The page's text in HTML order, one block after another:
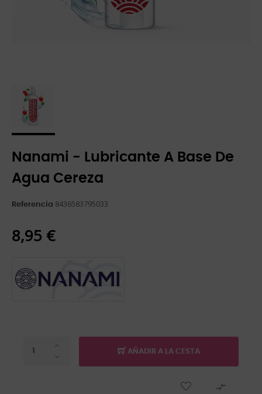
Nanami - Lubricante A Base De
Agua Cereza
Referencia 8436583795033
8,95 €
AÑADIR A LA CESTA
